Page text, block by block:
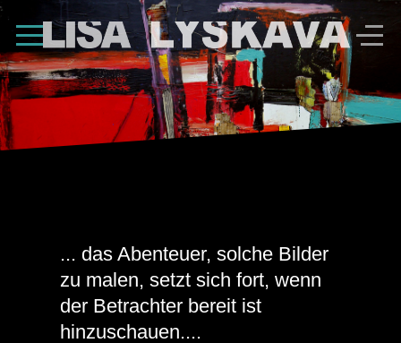
... das Abenteuer, solche Bilder
zu malen, setzt sich fort, wenn
der Betrachter bereit ist
hinzuschauen....